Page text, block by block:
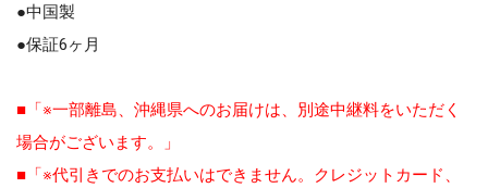
●中国製
●保証6ヶ月
■「※一部離島、沖縄県へのお届けは、別途中継料をいただく
場合がございます。」
■「※代引きでのお支払いはできません。クレジットカード、